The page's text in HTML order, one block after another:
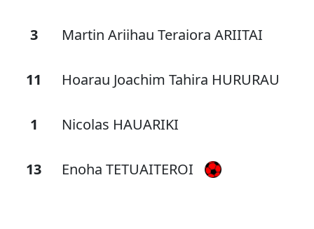
3 Martin Ariihau Teraiora ARIITAI
11 Hoarau Joachim Tahira HURURAU
1 Nicolas HAUARIKI
13 Enoha TETUAITEROI